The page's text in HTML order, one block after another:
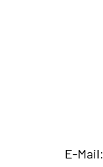
E-Mail: